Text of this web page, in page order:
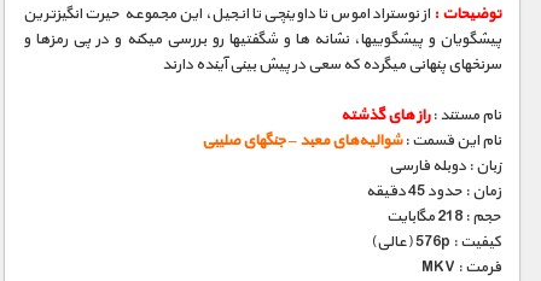
توضیحات :از نوستراداموس تا داوینچی تا انجیل، این مجموعه حیرت انگیزترین
پیشگویان و پیشگوییها، نشانه­ ها و شگفتیها رو بررسی میکنه و در پی رمزها و
سرنخهای پنهانی میگرده که سعی در پیش بینی آینده دارند
نام مستند :راز های گذشته
نام این قسمت :شوالیه‌های معبد – جنگهای صلیبی
زبان : دوبله فارسی
زمان : حدود 45 دقیقه
حجم : 218 مگابایت
کیفیت : 576p (عالی)
فرمت : MKV